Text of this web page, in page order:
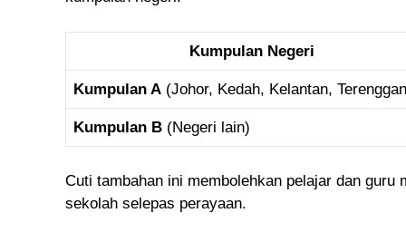
Kumpulan Negeri
Kumpulan A (Johor, Kedah, Kelantan,
Kumpulan B (Negeri lain)
Cuti tambahan ini membolehkan pelajar dan
sekolah selepas perayaan.